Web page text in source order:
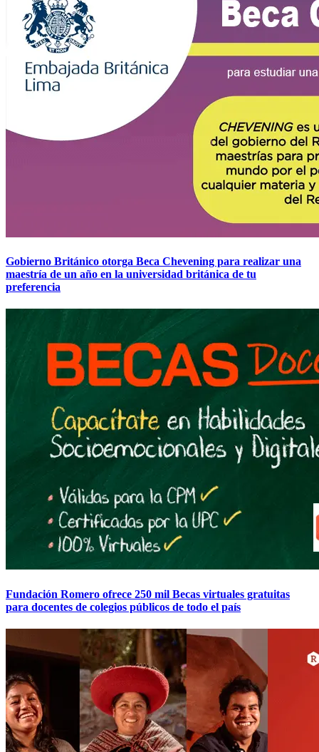
Gobierno Británico otorga Beca Chevening para realizar una
maestría de un año en la universidad británica de tu
preferencia
Fundación Romero ofrece 250 mil Becas virtuales gratuitas
para docentes de colegios públicos de todo el país